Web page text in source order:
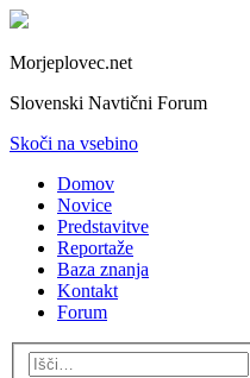
Morjeplovec.net
Slovenski Navtični Forum
Skoči na vsebino
Domov
Novice
Predstavitve
Reportaže
Baza znanja
Kontakt
Forum